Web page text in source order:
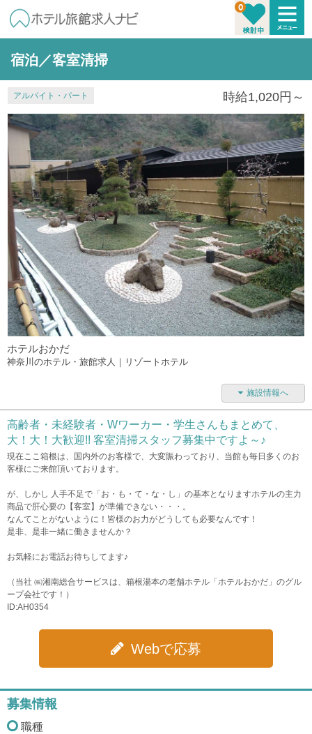
宿泊／客室清掃
アルバイト・パート 時給1,020円～
ホテルおかだ
神奈川のホテル・旅館求人｜リゾートホテル
施設情報へ
高齢者・未経験者・Wワーカー・学生さんもまとめて、
大！大！大歓迎!! 客室清掃スタッフ募集中ですよ～♪
現在ここ箱根は、国内外のお客様で、大変賑わっており、当館も毎日多くのお
客様にご来館頂いております。
が、しかし 人手不足で「お・も・て・な・し」の基本となりますホテルの主力
商品で肝心要の【客室】が準備できない・・・。
なんてことがないように！皆様のお力がどうしても必要なんです！
是非、是非一緒に働きませんか？
お気軽にお電話お待ちしてます♪
（当社 ㈱湘南総合サービスは、箱根湯本の老舗ホテル「ホテルおかだ」のグル
ープ会社です！）
ID:AH0354
Webで応募
募集情報
職種